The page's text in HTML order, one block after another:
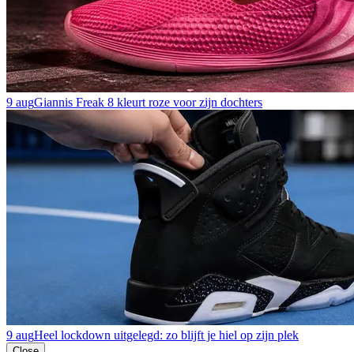
9 augGiannis Freak 8 kleurt roze voor zijn dochters
9 augHeel lockdown uitgelegd: zo blijft je hiel op zijn plek